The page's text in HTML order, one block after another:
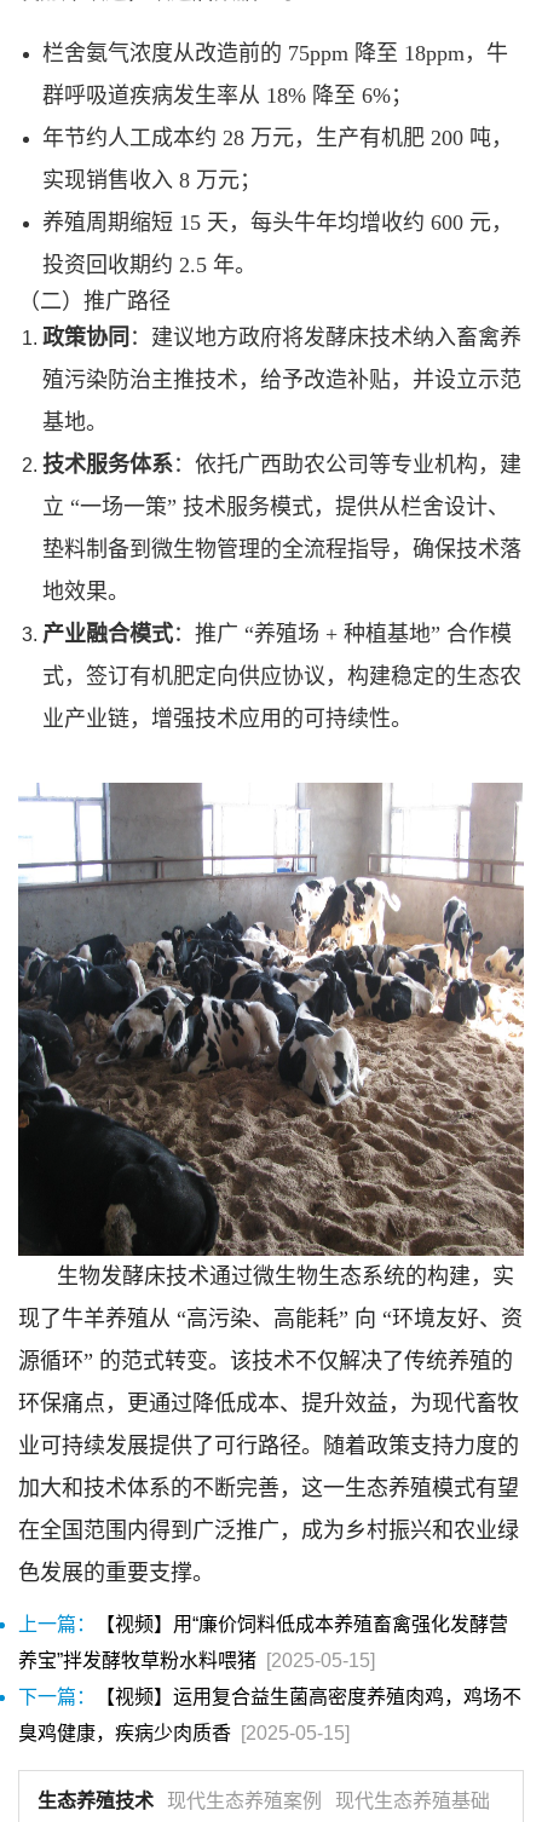
栏舍氨气浓度从改造前的 75ppm 降至 18ppm，牛
群呼吸道疾病发生率从 18% 降至 6%；
年节约人工成本约 28 万元，生产有机肥 200 吨，
实现销售收入 8 万元；
养殖周期缩短 15 天，每头牛年均增收约 600 元，
投资回收期约 2.5 年。
（二）推广路径
政策协同 ：建议地方政府将发酵床技术纳入畜禽养
殖污染防治主推技术，给予改造补贴，并设立示范
基地。
技术服务体系：依托广西助农公司等专业机构，建
立 “一场一策” 技术服务模式，提供从栏舍设计、
垫料制备到微生物管理的全流程指导，确保技术落
地效果。
产业融合模式：推广 “养殖场 + 种植基地” 合作模
式，签订有机肥定向供应协议，构建稳定的生态农
业产业链，增强技术应用的可持续性。
生物发酵床技术通过微生物生态系统的构建，实
现了牛羊养殖从 “高污染、高能耗” 向 “环境友好、资
源循环” 的范式转变。该技术不仅解决了传统养殖的
环保痛点，更通过降低成本、提升效益，为现代畜牧
业可持续发展提供了可行路径。随着政策支持力度的
加大和技术体系的不断完善，这一生态养殖模式有望
在全国范围内得到广泛推广，成为乡村振兴和农业绿
色发展的重要支撑。
上一篇：
【视频】用“廉价饲料低成本养殖畜禽强化发酵营
养宝”拌发酵牧草粉水料喂猪 [2025-05-15]
下一篇：
【视频】运用复合益生菌高密度养殖肉鸡，鸡场不
臭鸡健康，疾病少肉质香 [2025-05-15]
生态养殖技术 现代生态养殖案例
现代生态养殖基础